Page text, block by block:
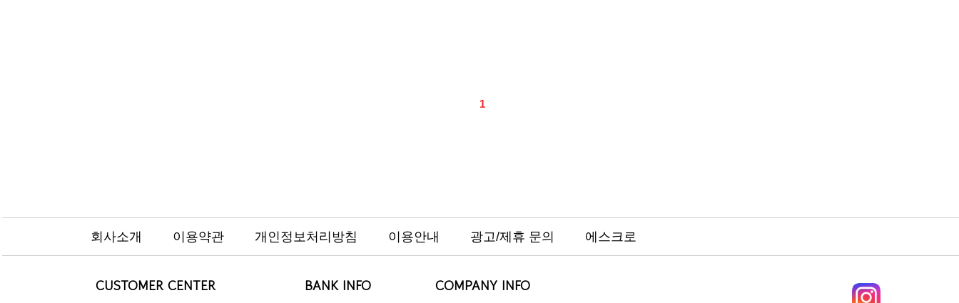
1
회사소개 이용약관 개인정보처리방침 이용안내 광고/제휴 문의 에스크로
CUSTOMER CENTER BANK INFO COMPANY INFO